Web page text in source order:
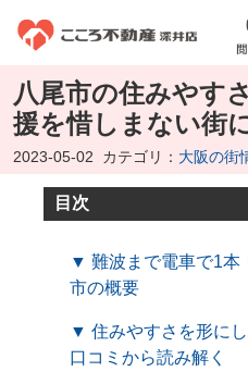
八尾市の住みやす
援を惜しまない街
2023-05-02 カテゴリ： 大阪の街
目次
▼ 難波まで電車で1本
市の概要
▼ 住みやすさを形に
口コミから読み解く